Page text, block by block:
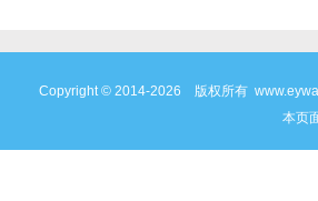
Copyright © 2014-2026 版权所有
本页